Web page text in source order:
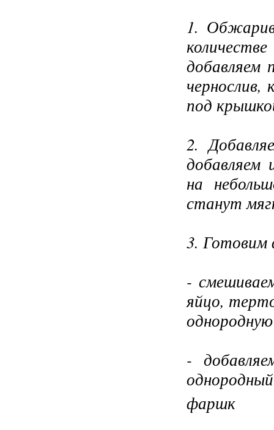
1.
добавляем
чернослив,
под
2.
добавляем
на
станут
3.
-
яйцо,
-
фаршк